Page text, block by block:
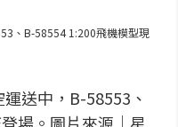
、B-58554 1:200飛機模型現